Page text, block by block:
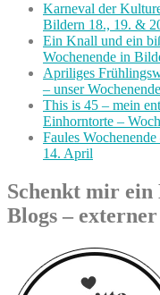
Karneval der
Bildern 18., 19. &
Ein Knall und ein
Wochenende in
Apriliges
– unser
This is 45 – mein
Einhorntorte –
Faules
14. April
Schenkt mir
Blogs –